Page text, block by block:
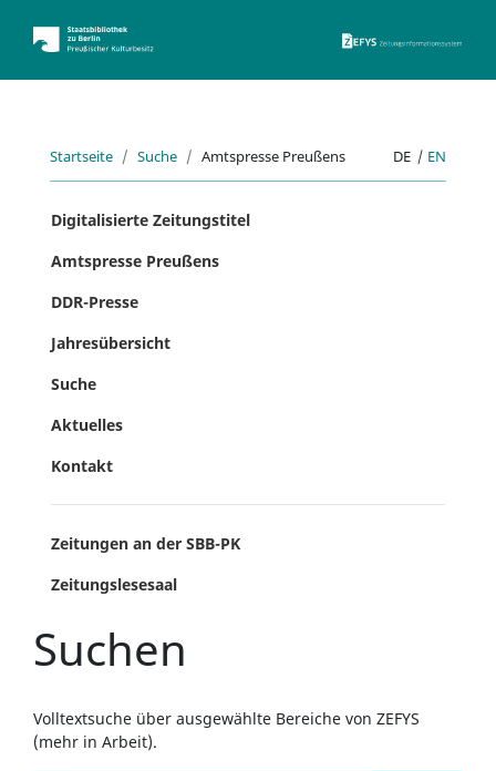
Startseite Suche Amtspresse Preußens DE | EN
Digitalisierte Zeitungstitel
Amtspresse Preußens
DDR-Presse
Jahresübersicht
Suche
Aktuelles
Kontakt
Zeitungen an der SBB-PK
Zeitungslesesaal
Suchen
Volltextsuche über ausgewählte Bereiche von ZEFYS
(mehr in Arbeit).